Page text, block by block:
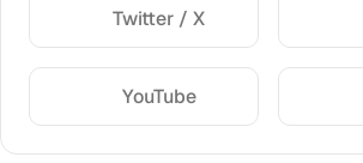
Twitter / X
YouTube